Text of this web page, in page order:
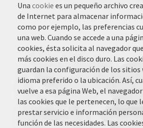
Una cookie es un pequeño archivo
de Internet para almacenar
como por ejemplo, las preferencias
una web. Cuando se accede a una
cookies, ésta solicita al navegador
más cookies en el disco duro. Las
guardan la configuración de los sitios
idioma preferido o la ubicación. Así,
vuelve a esa página Web, el
las cookies que le pertenecen, lo que
prestar servicio e información
función de las necesidades. Las